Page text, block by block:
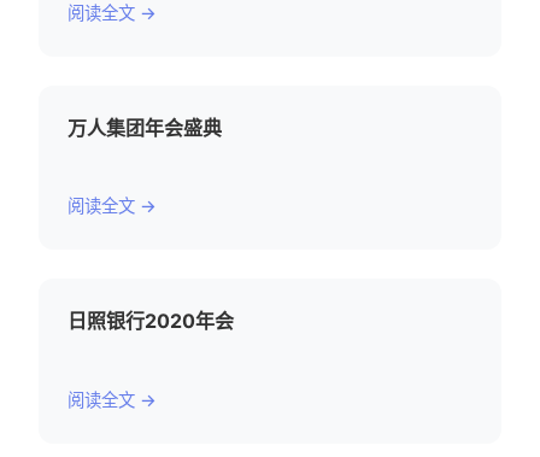
阅读全文 →
万人集团年会盛典
阅读全文 →
日照银行2020年会
阅读全文 →